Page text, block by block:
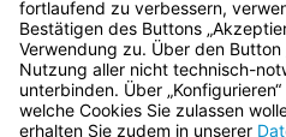
Art. 88a (aufgehoben)
Bayern.de
BayernPortal